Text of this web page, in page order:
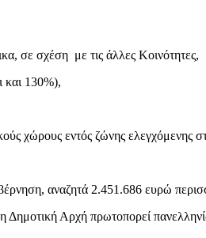
σε σχέση με τις άλλες Κοινότητες,
και 130%),
χώρους εντός ζώνης ελεγχόμενης
αναζητά 2.451.686 ευρώ
Αρχή πρωτοπορεί